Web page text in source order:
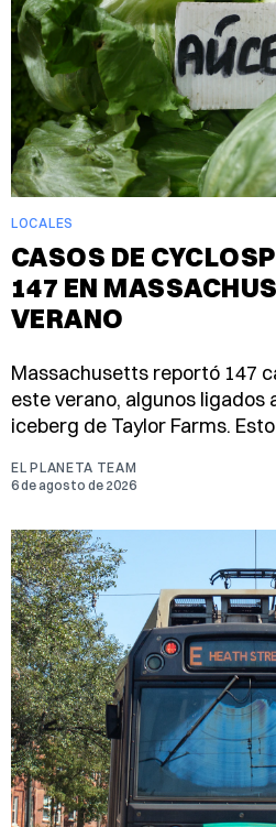
LOCALES
CASOS DE
147 EN
VERANO
Massachusetts reportó 147
este verano, algunos ligados
iceberg de Taylor Farms.
EL PLANETA TEAM
6 de agosto de 2026